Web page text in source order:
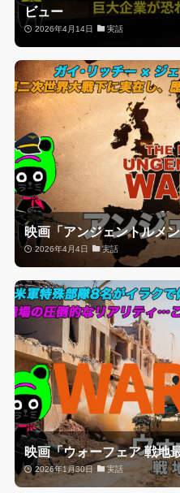
ビュー
2026年4月14日 実話
映画「アンジェントルメ
2026年4月4日 実話
映画「ウォーフェア 戦地
2026年1月30日 実話